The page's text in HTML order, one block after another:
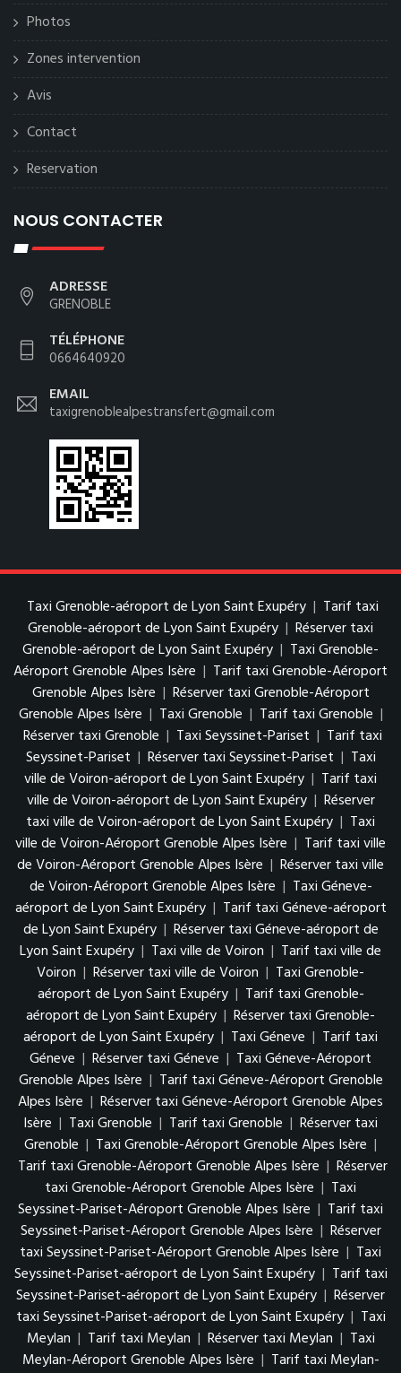
Photos
Zones intervention
Avis
Contact
Reservation
NOUS CONTACTER
ADRESSE
GRENOBLE
TÉLÉPHONE
0664640920
EMAIL
taxigrenoblealpestransfert@gmail.com
Taxi Grenoble-aéroport de Lyon Saint Exupéry | Tarif taxi
Grenoble-aéroport de Lyon Saint Exupéry | Réserver taxi
Grenoble-aéroport de Lyon Saint Exupéry | Taxi Grenoble-
Aéroport Grenoble Alpes Isère | Tarif taxi Grenoble-Aéroport
Grenoble Alpes Isère | Réserver taxi Grenoble-Aéroport
Grenoble Alpes Isère | Taxi Grenoble | Tarif taxi Grenoble |
Réserver taxi Grenoble | Taxi Seyssinet-Pariset | Tarif taxi
Seyssinet-Pariset | Réserver taxi Seyssinet-Pariset | Taxi
ville de Voiron-aéroport de Lyon Saint Exupéry | Tarif taxi
ville de Voiron-aéroport de Lyon Saint Exupéry | Réserver
taxi ville de Voiron-aéroport de Lyon Saint Exupéry | Taxi
ville de Voiron-Aéroport Grenoble Alpes Isère | Tarif taxi ville
de Voiron-Aéroport Grenoble Alpes Isère | Réserver taxi ville
de Voiron-Aéroport Grenoble Alpes Isère | Taxi Géneve-
aéroport de Lyon Saint Exupéry | Tarif taxi Géneve-aéroport
de Lyon Saint Exupéry | Réserver taxi Géneve-aéroport de
Lyon Saint Exupéry | Taxi ville de Voiron | Tarif taxi ville de
Voiron | Réserver taxi ville de Voiron | Taxi Grenoble-
aéroport de Lyon Saint Exupéry | Tarif taxi Grenoble-
aéroport de Lyon Saint Exupéry | Réserver taxi Grenoble-
aéroport de Lyon Saint Exupéry | Taxi Géneve | Tarif taxi
Géneve | Réserver taxi Géneve | Taxi Géneve-Aéroport
Grenoble Alpes Isère | Tarif taxi Géneve-Aéroport Grenoble
Alpes Isère | Réserver taxi Géneve-Aéroport Grenoble Alpes
Isère | Taxi Grenoble | Tarif taxi Grenoble | Réserver taxi
Grenoble | Taxi Grenoble-Aéroport Grenoble Alpes Isère |
Tarif taxi Grenoble-Aéroport Grenoble Alpes Isère | Réserver
taxi Grenoble-Aéroport Grenoble Alpes Isère | Taxi
Seyssinet-Pariset-Aéroport Grenoble Alpes Isère | Tarif taxi
Seyssinet-Pariset-Aéroport Grenoble Alpes Isère | Réserver
taxi Seyssinet-Pariset-Aéroport Grenoble Alpes Isère | Taxi
Seyssinet-Pariset-aéroport de Lyon Saint Exupéry | Tarif taxi
Seyssinet-Pariset-aéroport de Lyon Saint Exupéry | Réserver
taxi Seyssinet-Pariset-aéroport de Lyon Saint Exupéry | Taxi
Meylan | Tarif taxi Meylan | Réserver taxi Meylan | Taxi
Meylan-Aéroport Grenoble Alpes Isère | Tarif taxi Meylan-